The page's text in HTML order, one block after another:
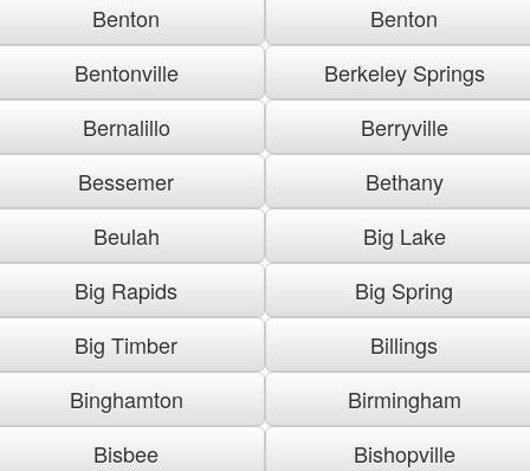
Benton
Benton
Bentonville
Berkeley Springs
Bernalillo
Berryville
Bessemer
Bethany
Beulah
Big Lake
Big Rapids
Big Spring
Big Timber
Billings
Binghamton
Birmingham
Bisbee
Bishopville